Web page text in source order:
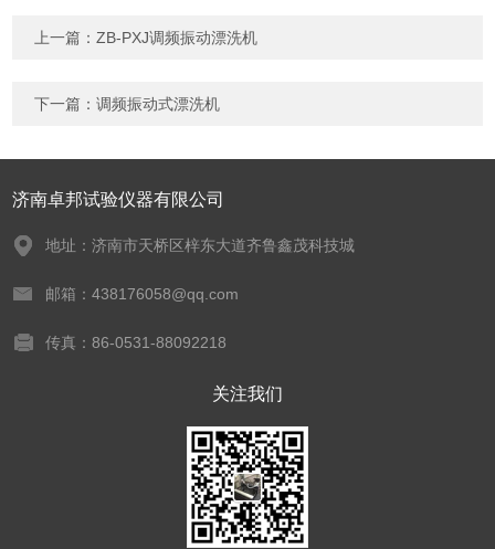
上一篇：ZB-PXJ调频振动漂洗机
下一篇：调频振动式漂洗机
济南卓邦试验仪器有限公司
地址：济南市天桥区梓东大道齐鲁鑫茂科技城
邮箱：438176058@qq.com
传真：86-0531-88092218
关注我们